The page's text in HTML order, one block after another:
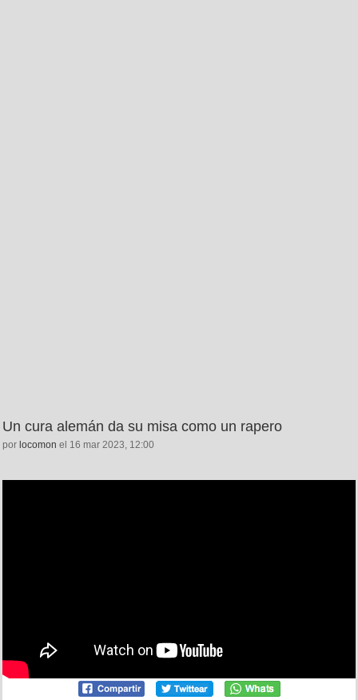
Un cura alemán da su misa como un rapero
por locomon el 16 mar 2023, 12:00